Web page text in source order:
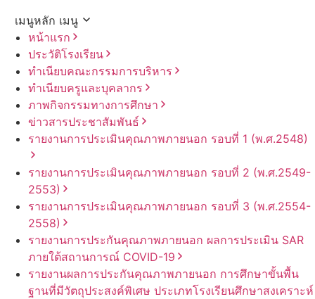
เมนูหลัก เมนู
หน้าแรก
ประวัติโรงเรียน
ทำเนียบคณะกรรมการบริหาร
ทำเนียบครูและบุคลากร
ภาพกิจกรรมทางการศึกษา
ข่าวสารประชาสัมพันธ์
รายงานการประเมินคุณภาพภายนอก รอบ⁠ที่ 1 (พ.ศ.2548)
รายงานการประเมินคุณภาพภายนอก รอบ⁠ที่ 2 (พ.ศ.2549-
2553)
รายงานการประเมินคุณภาพภายนอก รอบ⁠ที่ 3 (พ.ศ.2554-
2558)
รายงานการประกันคุณภาพภายนอก ผลการประเมิน SAR
ภายใต้สถานการณ์ COVID-19
รายงานผลการประกันคุณภาพภายนอก การศึกษาขั้นพื้น
ฐานที่มีวัตถุประสงค์พิเศษ ประเภทโรงเรียนศึกษาสงเคราะห์